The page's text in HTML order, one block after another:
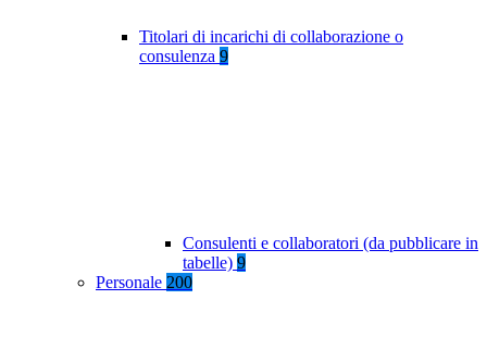
Titolari di incarichi di collaborazione o
consulenza 9
Consulenti e collaboratori (da pubblicare in
tabelle) 9
Personale 200